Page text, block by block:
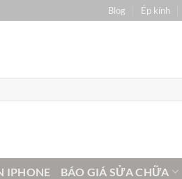
Blog Ép kính
IPHONE BÁO GIÁ SỬA CHỮA